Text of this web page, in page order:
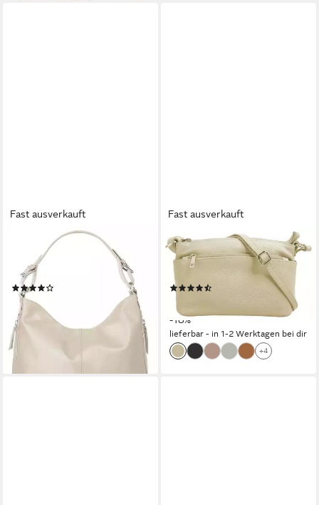
Fast ausverkauft
SAMANTHA LOOK
Henkeltasche, echt Leder,
Made in Italy
69,95 €
-12%
lieferbar - in 6-8 Werktagen bei dir
Fast ausverkauft
CLUTY
Umhängetasche, echt Leder,
Made in Italy
-18%
lieferbar - in 1-2 Werktagen bei dir
+4